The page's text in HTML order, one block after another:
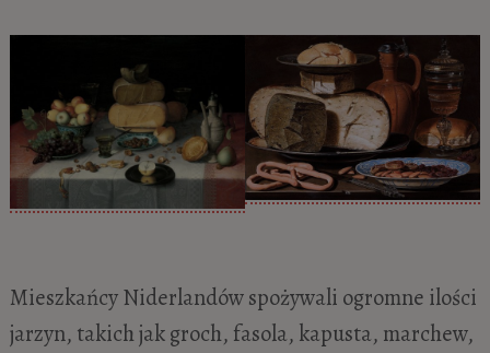
Mieszkańcy Niderlandów spożywali ogromne ilości
jarzyn, takich jak groch, fasola, kapusta, marchew,